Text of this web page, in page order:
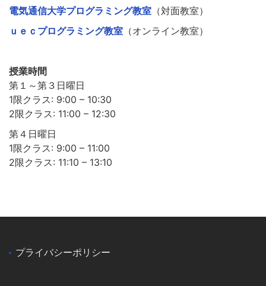
電気通信大学プログラミング教室 （対面教室）
ｕｅｃプログラミング教室 （オンライン教室）
授業時間
第１～第３日曜日
1限クラス: 9:00 – 10:30
2限クラス: 11:00 – 12:30
第４日曜日
1限クラス: 9:00 – 11:00
2限クラス: 11:10 – 13:10
プライバシーポリシー